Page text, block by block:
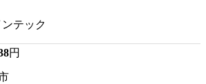
テック
円